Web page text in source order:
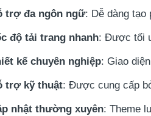
trợ đa ngôn ngữ: Dễ dàng tạo
độ tải trang nhanh: Được tối
kế chuyên nghiệp: Giao
trợ kỹ thuật: Được cung cấp
nhật thường xuyên: Theme